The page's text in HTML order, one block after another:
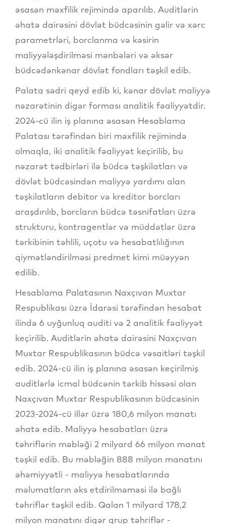
əsasən məxfilik rejimində aparılıb. Auditlərin
əhatə dairəsini dövlət büdcəsinin gəlir və xərc
parametrləri, borclanma və kəsirin
maliyyələşdirilməsi mənbələri və əksər
büdcədənkənar dövlət fondları təşkil edib.
Palata sədri qeyd edib ki, kənar dövlət maliyyə
nəzarətinin digər forması analitik fəaliyyətdir.
2024-cü ilin iş planına əsasən Hesablama
Palatası tərəfindən biri məxfilik rejimində
olmaqla, iki analitik fəaliyyət keçirilib, bu
nəzarət tədbirləri ilə büdcə təşkilatları və
dövlət büdcəsindən maliyyə yardımı alan
təşkilatların debitor və kreditor borcları
araşdırılıb, borcların büdcə təsnifatları üzrə
strukturu, kontragentlər və müddətlər üzrə
tərkibinin təhlili, uçotu və hesabatlılığının
qiymətləndirilməsi predmet kimi müəyyən
edilib.
Hesablama Palatasının Naxçıvan Muxtar
Respublikası üzrə İdarəsi tərəfindən hesabat
ilində 6 uyğunluq auditi və 2 analitik fəaliyyət
keçirilib. Auditlərin əhatə dairəsini Naxçıvan
Muxtar Respublikasının büdcə vəsaitləri təşkil
edib. 2024-cü ilin iş planına əsasən keçirilmiş
auditlərlə icmal büdcənin tərkib hissəsi olan
Naxçıvan Muxtar Respublikasının büdcəsinin
2023-2024-cü illər üzrə 180,6 milyon manatı
əhatə edib. Maliyyə hesabatları üzrə
təhriflərin məbləği 2 milyard 66 milyon manat
təşkil edib. Bu məbləğin 888 milyon manatını
əhəmiyyətli - maliyyə hesabatlarında
məlumatların əks etdirilməməsi ilə bağlı
təhriflər təşkil edib. Qalan 1 milyard 178,2
milyon manatını digər qrup təhriflər -